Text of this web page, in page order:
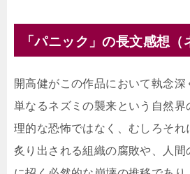
「パニック」の長文感想（
開高健がこの作品において執念深
単なるネズミの襲来という自然界
理的な恐怖ではなく、むしろそれ
炙り出される組織の腐敗や、人間